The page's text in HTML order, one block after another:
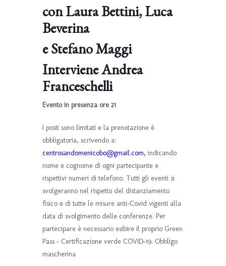
con Laura Bettini, Luca
Beverina
e Stefano Maggi
Interviene Andrea
Franceschelli
Evento in presenza ore 21
I posti sono limitati e la prenotazione è
obbligatoria, scrivendo a:
centrosandomenicobo@gmail.com, indicando
nome e cognome di ogni partecipante e
rispettivi numeri di telefono. Tutti gli eventi si
svolgeranno nel rispetto del distanziamento
fisico e di tutte le misure anti-Covid vigenti alla
data di svolgimento delle conferenze. Per
partecipare è necessario esibire il proprio Green
Pass – Certificazione verde COVID-19. Obbligo
mascherina